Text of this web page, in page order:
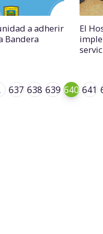
a adherir
Bandera
El
637 638 639 640 641